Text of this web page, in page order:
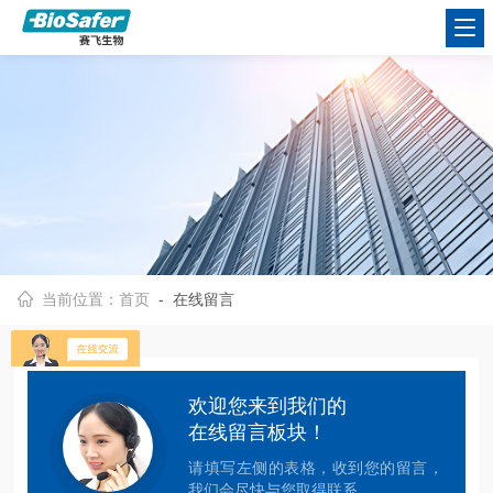
当前位置：首页 - 在线留言
欢迎您来到我们的
在线留言板块！
请填写左侧的表格，收到您的留言，